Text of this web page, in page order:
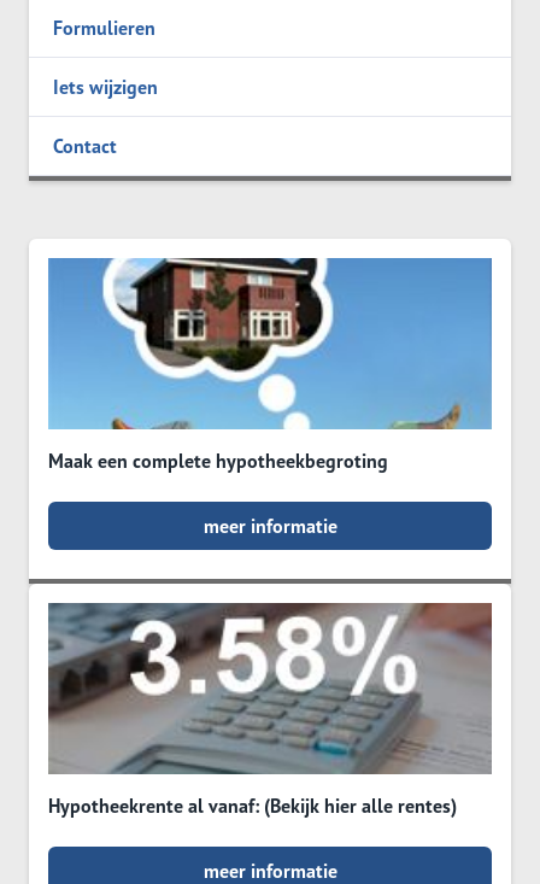
Formulieren
Iets wijzigen
Contact
Maak een complete hypotheekbegroting
meer informatie
Hypotheekrente al vanaf: (Bekijk hier alle rentes)
meer informatie